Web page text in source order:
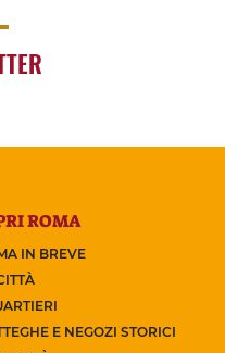
ROMA
IN BREVE
E NEGOZI STORICI